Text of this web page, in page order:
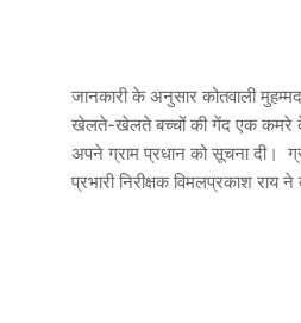
जानकारी के अनुसार कोतवाली
खेलते-खेलते बच्चों की गेंद एक कमरे
अपने ग्राम प्रधान को सूचना दी।
प्रभारी निरीक्षक विमलप्रकाश